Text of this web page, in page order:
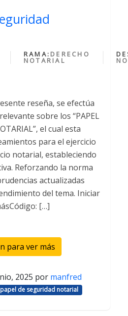
RAMA: DERECHO
NOTARIAL
reseña, se efectúa
sobre los “PAPEL
el cual esta
para el ejercicio
notarial, estableciendo
Reforzando la norma
actualizadas
del tema. Iniciar
[…]
para ver más
2025 por manfred
papel de seguridad notarial